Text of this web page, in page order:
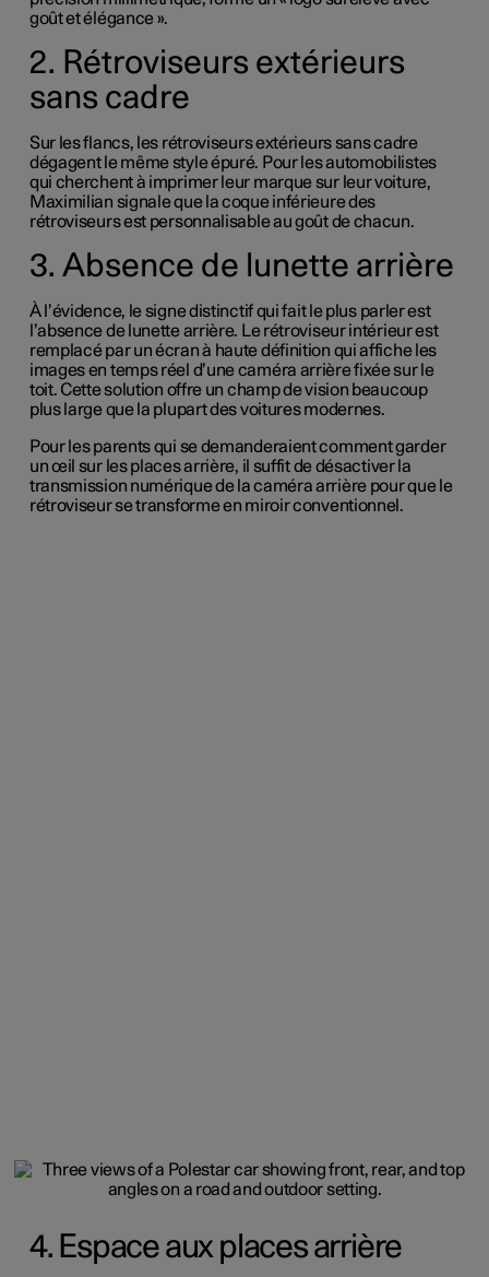
goût et élégance ».
2. Rétroviseurs extérieurs
sans cadre
Sur les flancs, les rétroviseurs extérieurs sans cadre
dégagent le même style épuré. Pour les automobilistes
qui cherchent à imprimer leur marque sur leur voiture,
Maximilian signale que la coque inférieure des
rétroviseurs est personnalisable au goût de chacun.
3. Absence de lunette arrière
À l’évidence, le signe distinctif qui fait le plus parler est
l’absence de lunette arrière. Le rétroviseur intérieur est
remplacé par un écran à haute définition qui affiche les
images en temps réel d’une caméra arrière fixée sur le
toit. Cette solution offre un champ de vision beaucoup
plus large que la plupart des voitures modernes.
Pour les parents qui se demanderaient comment garder
un œil sur les places arrière, il suffit de désactiver la
transmission numérique de la caméra arrière pour que le
rétroviseur se transforme en miroir conventionnel.
4. Espace aux places arrière